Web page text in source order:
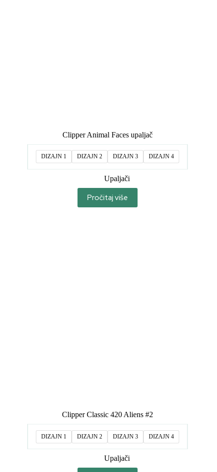
Clipper Animal Faces upaljač
DIZAJN 1 DIZAJN 2 DIZAJN 3 DIZAJN 4
Upaljači
Pročitaj više
Clipper Classic 420 Aliens #2
DIZAJN 1 DIZAJN 2 DIZAJN 3 DIZAJN 4
Upaljači